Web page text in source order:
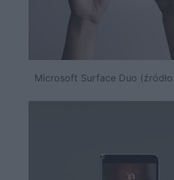
Microsoft Surface Duo